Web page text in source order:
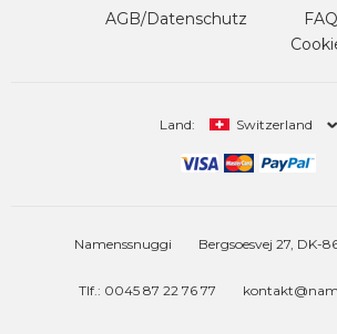
AGB/Datenschutz
FAQ
Land: Switzerland
Namenssnuggi Bergsoesvej 27, DK-
Tlf.: 0045 87 22 76 77